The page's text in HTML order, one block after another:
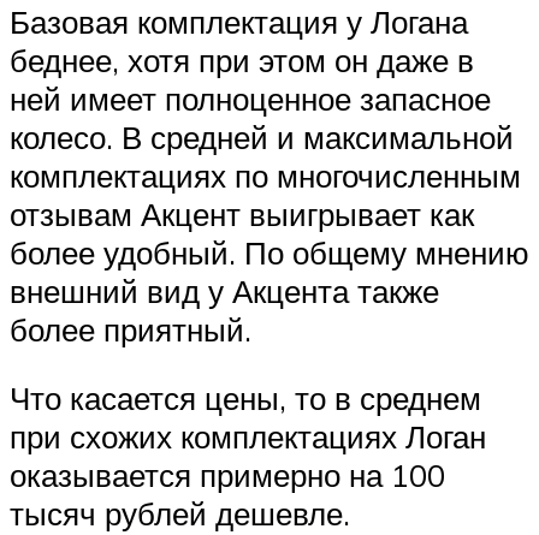
Базовая комплектация у Логана
беднее, хотя при этом он даже в
ней имеет полноценное запасное
колесо. В средней и максимальной
комплектациях по многочисленным
отзывам Акцент выигрывает как
более удобный. По общему мнению
внешний вид у Акцента также
более приятный.
Что касается цены, то в среднем
при схожих комплектациях Логан
оказывается примерно на 100
тысяч рублей дешевле.